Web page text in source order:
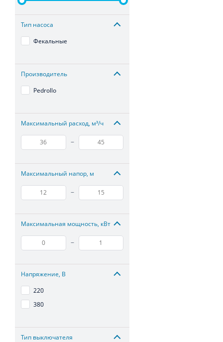
Тип насоса
Фекальные
Производитель
Pedrollo
Максимальный расход, м³/ч
–
Максимальный напор, м
–
Максимальная мощность, кВт
–
Напряжение, В
220
380
Тип выключателя